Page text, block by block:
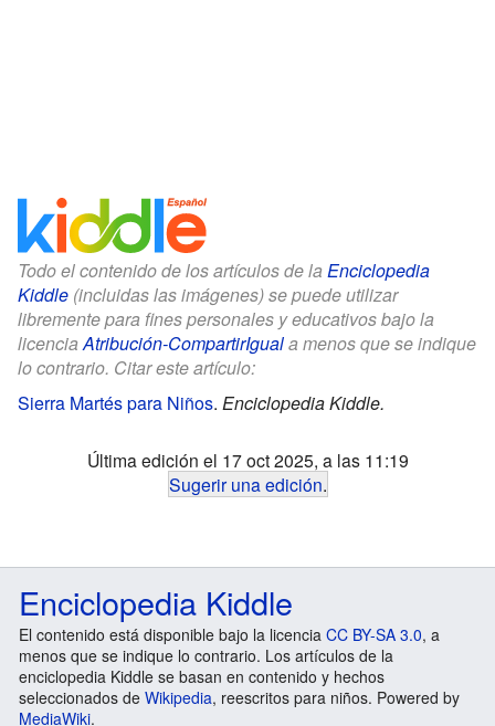
Todo el contenido de los artículos de la Enciclopedia
Kiddle (incluidas las imágenes) se puede utilizar
libremente para fines personales y educativos bajo la
licenciaAtribución-CompartirIguala menos que se indique
lo contrario. Citar este artículo:
Sierra Martés para Niños. Enciclopedia Kiddle.
Última edición el 17 oct 2025, a las 11:19
Sugerir una edición.
Enciclopedia Kiddle
El contenido está disponible bajo la licencia CC BY-SA 3.0, a
menos que se indique lo contrario. Los artículos de la
enciclopedia Kiddle se basan en contenido y hechos
seleccionados de Wikipedia, reescritos para niños. Powered by
MediaWiki.